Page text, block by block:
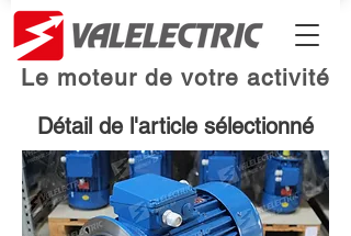
Le moteur de votre activité
Détail de l'article sélectionné